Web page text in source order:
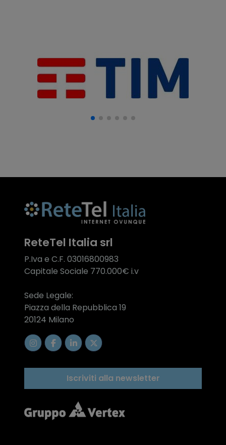
ReteTel Italia srl
P.Iva e C.F. 03016800983
Capitale Sociale 770.000€ i.v
Sede Legale:
Piazza della Repubblica 19
20124 Milano
Iscriviti alla newsletter